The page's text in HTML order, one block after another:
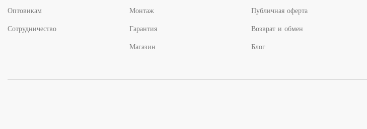
Оптовикам
Сотрудничество
Монтаж
Гарантия
Магазин
Публичная оферта
Возврат и обмен
Блог